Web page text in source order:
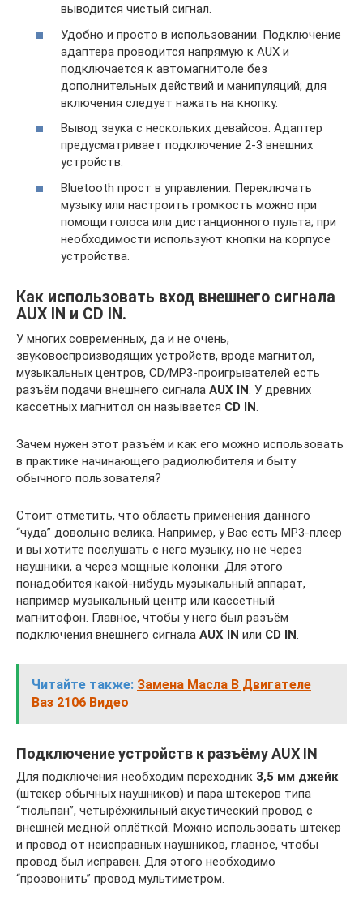
выводится чистый сигнал.
Удобно и просто в использовании. Подключение
адаптера проводится напрямую к AUX и
подключается к автомагнитоле без
дополнительных действий и манипуляций; для
включения следует нажать на кнопку.
Вывод звука с нескольких девайсов. Адаптер
предусматривает подключение 2-3 внешних
устройств.
Bluetooth прост в управлении. Переключать
музыку или настроить громкость можно при
помощи голоса или дистанционного пульта; при
необходимости используют кнопки на корпусе
устройства.
Как использовать вход внешнего сигнала
AUX IN и CD IN.
У многих современных, да и не очень,
звуковоспроизводящих устройств, вроде магнитол,
музыкальных центров, CD/MP3-проигрывателей есть
разъём подачи внешнего сигнала AUX IN . У древних
кассетных магнитол он называется CD IN
Зачем нужен этот разъём и как его можно использовать
в практике начинающего радиолюбителя и быту
обычного пользователя?
Стоит отметить, что область применения данного
“чуда” довольно велика. Например, у Вас есть MP3-плеер
и вы хотите послушать с него музыку, но не через
наушники, а через мощные колонки. Для этого
понадобится какой-нибудь музыкальный аппарат,
например музыкальный центр или кассетный
магнитофон. Главное, чтобы у него был разъём
подключения внешнего сигнала AUX IN или CD IN
Читайте также: Замена Масла В Двигателе
Ваз 2106 Видео
Подключение устройств к разъёму AUX IN
Для подключения необходим переходник 3,5 мм джейк
(штекер обычных наушников) и пара штекеров типа
“тюльпан”, четырёхжильный акустический провод с
внешней медной оплёткой. Можно использовать штекер
и провод от неисправных наушников, главное, чтобы
провод был исправен. Для этого необходимо
“прозвонить” провод мультиметром.